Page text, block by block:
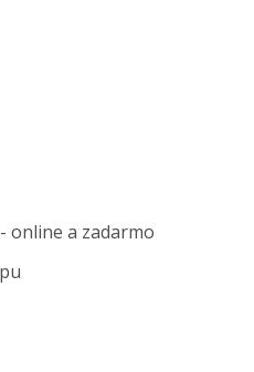
online a zadarmo